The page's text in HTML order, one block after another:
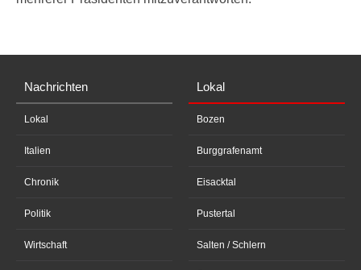
Nachrichten
Lokal
Italien
Chronik
Politik
Wirtschaft
Lokal
Bozen
Burggrafenamt
Eisacktal
Pustertal
Salten / Schlern